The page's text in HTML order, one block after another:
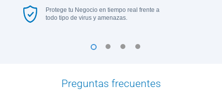
Tienda
Protege tu Negocio en tiempo real frente a
todo tipo de virus y amenazas.
1
Preguntas frecuentes